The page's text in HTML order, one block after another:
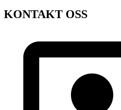
KONTAKT OSS